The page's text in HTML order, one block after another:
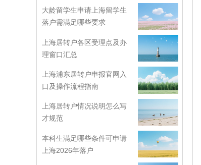
大龄留学生申请上海留学生
落户需满足哪些要求
上海居转户各区受理点及办
理窗口汇总
上海浦东居转户申报官网入
口及操作流程指南
上海居转户情况说明怎么写
才规范
本科生满足哪些条件可申请
上海2026年落户